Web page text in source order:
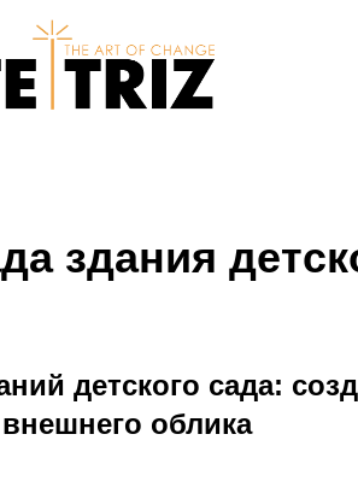
здания
детского сада:
внешнего облика